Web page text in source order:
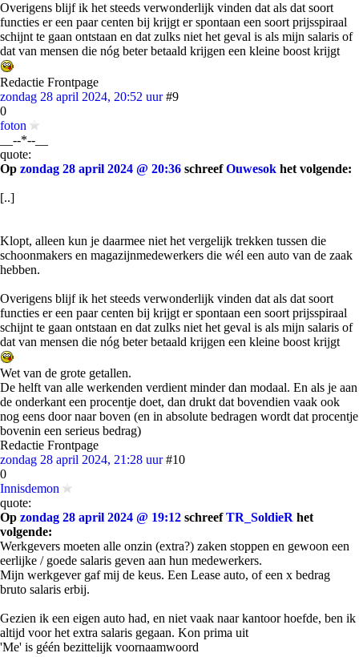
Overigens blijf ik het steeds verwonderlijk vinden dat als dat soort
functies er een paar centen bij krijgt er spontaan een soort prijsspiraal
schijnt te gaan ontstaan en dat zulks niet het geval is als mijn salaris of
dat van mensen die nóg beter betaald krijgen een kleine boost krijgt
Redactie Frontpage
zondag 28 april 2024, 20:52 uur #9
0
foton
__--*--__
quote:
Op zondag 28 april 2024 @ 20:36 schreefOuwesok het volgende:
[..]
Klopt, alleen kun je daarmee niet het vergelijk trekken tussen die
schoonmakers en magazijnmedewerkers die wél een auto van de zaak
hebben.
Overigens blijf ik het steeds verwonderlijk vinden dat als dat soort
functies er een paar centen bij krijgt er spontaan een soort prijsspiraal
schijnt te gaan ontstaan en dat zulks niet het geval is als mijn salaris of
dat van mensen die nóg beter betaald krijgen een kleine boost krijgt
Wet van de grote getallen.
De helft van alle werkenden verdient minder dan modaal. En als je aan
de onderkant een procentje doet, dan drukt dat bovendien vaak ook
nog eens door naar boven (en in absolute bedragen wordt dat procentje
bovenin een serieus bedrag)
Redactie Frontpage
zondag 28 april 2024, 21:28 uur #10
0
Innisdemon
quote:
Op zondag 28 april 2024 @ 19:12 schreefTR_SoldieR het
volgende:
Werkgevers moeten alle onzin (extra?) zaken stoppen en gewoon een
eerlijke / goede salaris geven aan hun medewerkers.
Mijn werkgever gaf mij de keus. Een Lease auto, of een x bedrag
bruto salaris erbij.
Gezien ik een eigen auto had, en niet vaak naar kantoor hoefde, ben ik
altijd voor het extra salaris gegaan. Kon prima uit
'Me' is géén bezittelijk voornaamwoord